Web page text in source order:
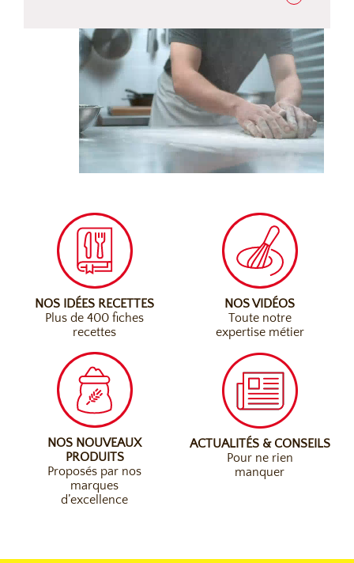
NOS IDÉES RECETTES
Plus de 400 fiches
recettes
NOS VIDÉOS
Toute notre
expertise métier
NOS NOUVEAUX
PRODUITS
Proposés par nos
marques
d’excellence
ACTUALITÉS & CONSEILS
Pour ne rien
manquer